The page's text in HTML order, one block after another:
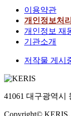
이용약관
개인정보처
개인정보 재
기관소개
저작물 게시
41061 대구광역시